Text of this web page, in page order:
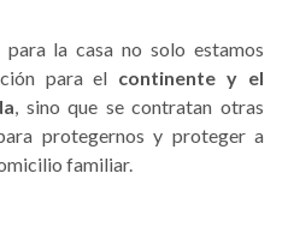
para la casa no solo estamos
para el continente y el
, sino que se contratan otras
protegernos y proteger a
familiar.